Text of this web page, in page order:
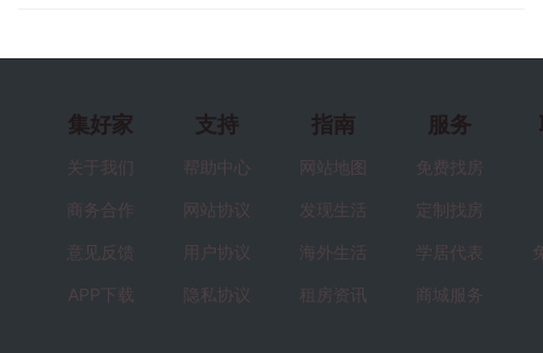
集好家
关于我们
商务合作
意见反馈
APP下载
支持
帮助中心
网站协议
用户协议
隐私协议
指南
网站地图
发现生活
海外生活
租房资讯
服务
免费找房
定制找房
学居代表
商城服务